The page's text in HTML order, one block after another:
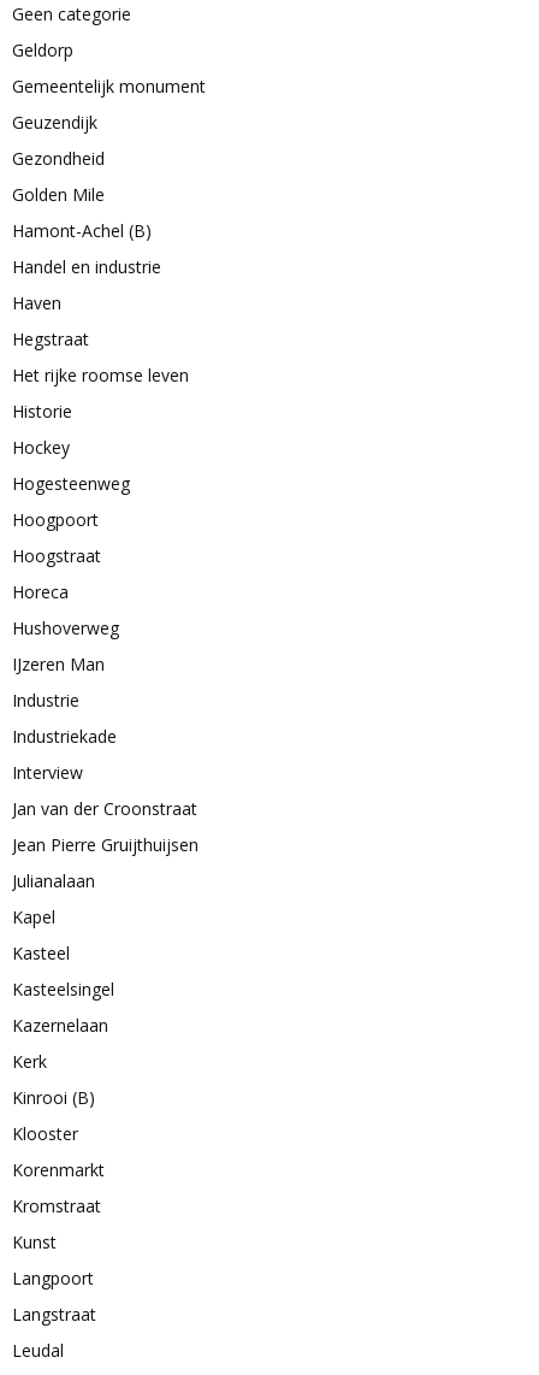
Geen categorie
Geldorp
Gemeentelijk monument
Geuzendijk
Gezondheid
Golden Mile
Hamont-Achel (B)
Handel en industrie
Haven
Hegstraat
Het rijke roomse leven
Historie
Hockey
Hogesteenweg
Hoogpoort
Hoogstraat
Horeca
Hushoverweg
IJzeren Man
Industrie
Industriekade
Interview
Jan van der Croonstraat
Jean Pierre Gruijthuijsen
Julianalaan
Kapel
Kasteel
Kasteelsingel
Kazernelaan
Kerk
Kinrooi (B)
Klooster
Korenmarkt
Kromstraat
Kunst
Langpoort
Langstraat
Leudal